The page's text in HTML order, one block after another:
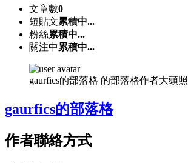
文章數0
短貼文累積中...
粉絲累積中...
關注中 累積中...
gaurfics的部落格 的部落格作者大頭照
gaurfics的部落格
作者聯絡方式